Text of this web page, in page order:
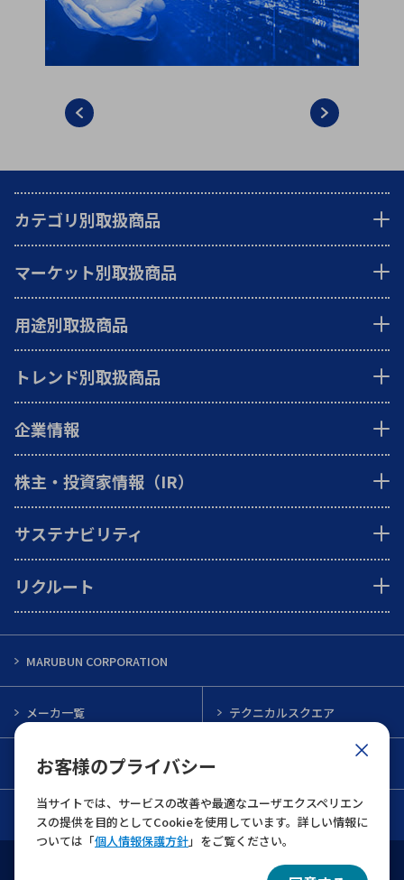
お客様のプライバシー
当サイトでは、サービスの改善や最適なユーザエクスペリエン
スの提供を目的としてCookieを使用しています。詳しい情報に
ついては「個人情報保護方針」をご覧ください。
カテゴリ別取扱商品
マーケット別取扱商品
用途別取扱商品
トレンド別取扱商品
企業情報
株主・投資家情報（IR）
サステナビリティ
リクルート
MARUBUN CORPORATION
メーカ一覧 テクニカルスクエア
インフォメーション
お問い合わせ
個人情報保護について